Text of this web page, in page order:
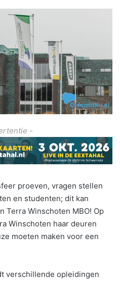
-
proeven, vragen stellen
en studenten; dit kan
Terra Winschoten MBO! Op
Winschoten haar deuren
moeten maken voor een
verschillende opleidingen